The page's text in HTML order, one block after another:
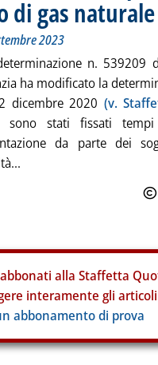
di gas naturale
2023
n. 539209
ha modificato la
dicembre 2020 (v.
sono stati fissati
da parte dei
alla Staffetta
interamente gli
abbonamento di prova